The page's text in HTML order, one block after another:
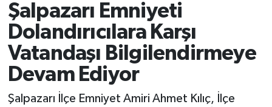
Şalpazarı Emniyeti
Dolandırıcılara Karşı
Vatandaşı Bilgilendirmeye
Devam Ediyor
Şalpazarı İlçe Emniyet Amiri Ahmet Kılıç, İlçe
Haber Arşivi